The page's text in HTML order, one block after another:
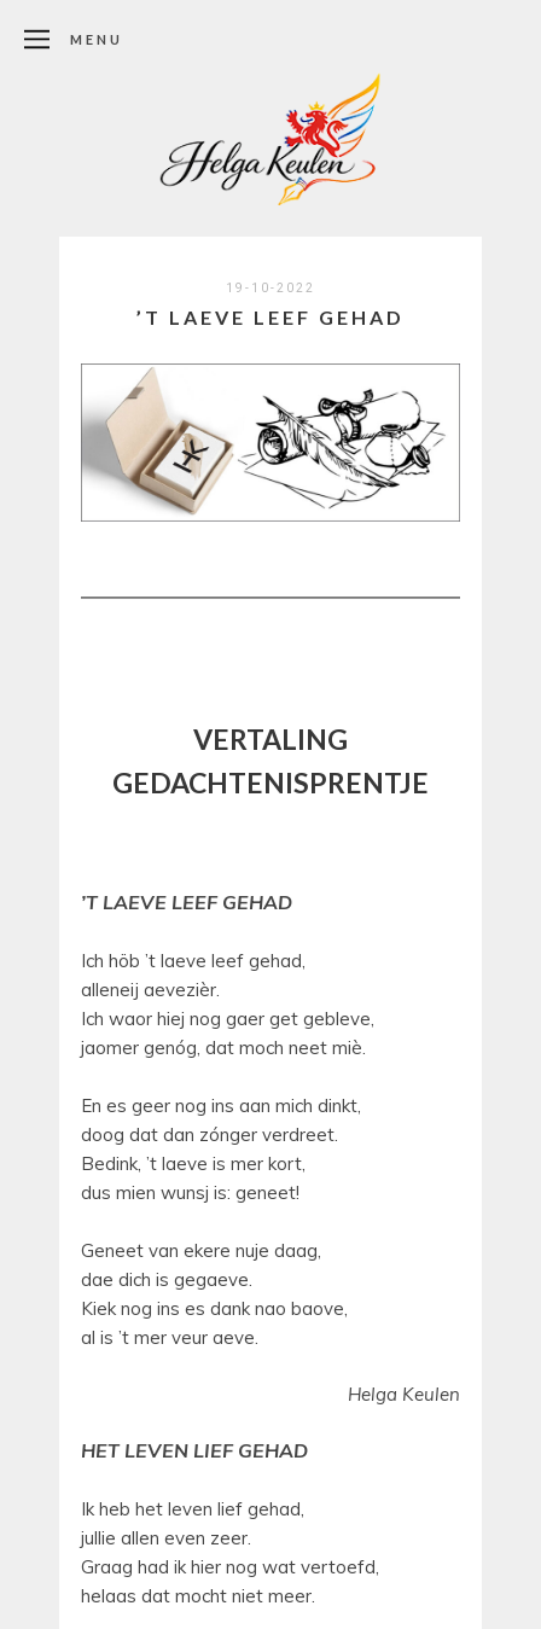
MENU
19-10-2022
’T LAEVE LEEF GEHAD
VERTALING
GEDACHTENISPRENTJE
’T LAEVE LEEF GEHAD
Ich höb ’t laeve leef gehad,
alleneij aevezièr.
Ich waor hiej nog gaer get gebleve,
jaomer genóg, dat moch neet miè.
En es geer nog ins aan mich dinkt,
doog dat dan zónger verdreet.
Bedink, ’t laeve is mer kort,
dus mien wunsj is: geneet!
Geneet van ekere nuje daag,
dae dich is gegaeve.
Kiek nog ins es dank nao baove,
al is ’t mer veur aeve.
Helga Keulen
HET LEVEN LIEF GEHAD
Ik heb het leven lief gehad,
jullie allen even zeer.
Graag had ik hier nog wat vertoefd,
helaas dat mocht niet meer.